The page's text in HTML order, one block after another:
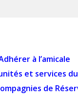
à l’amicale
et services
de